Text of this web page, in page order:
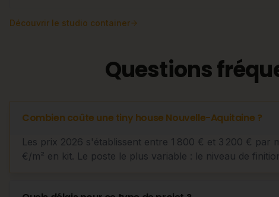
Découvrir le studio container
Questions
Combien coûte une tiny house Nouvelle-Aquitaine ?
Les prix 2026 s'établissent entre 1 800 € et 3 200 € par
€/m² en kit. Le poste le plus variable : le niveau de